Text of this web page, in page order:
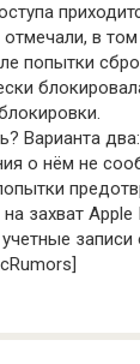
в том
попытки
Варианта
о нём не
захват
записи